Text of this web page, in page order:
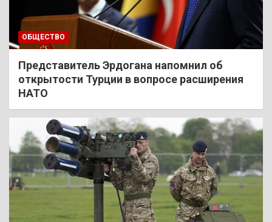
ОБЩЕСТВО
Представитель Эрдогана напомнил об
открытости Турции в вопросе расширения
НАТО